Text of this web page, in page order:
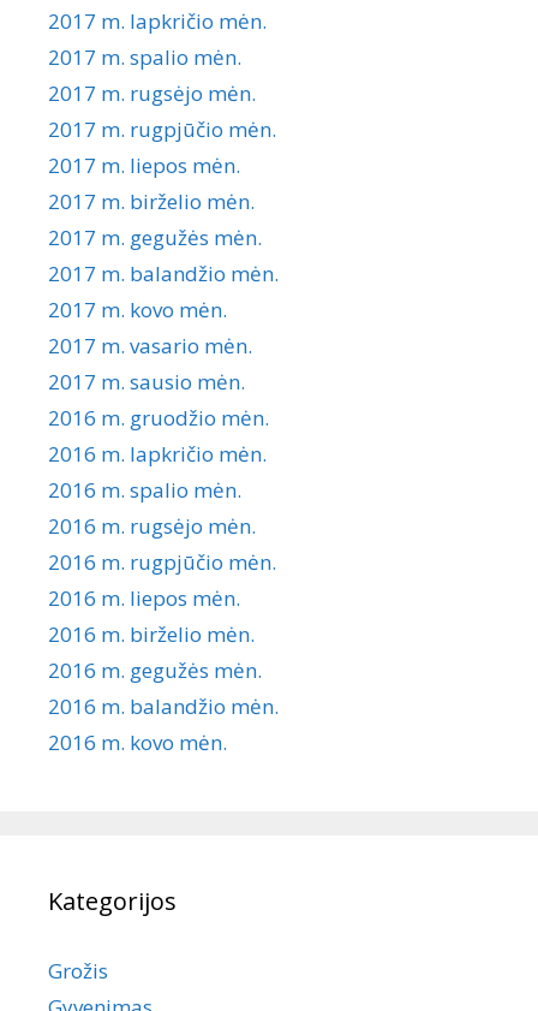
2017 m. lapkričio mėn.
2017 m. spalio mėn.
2017 m. rugsėjo mėn.
2017 m. rugpjūčio mėn.
2017 m. liepos mėn.
2017 m. birželio mėn.
2017 m. gegužės mėn.
2017 m. balandžio mėn.
2017 m. kovo mėn.
2017 m. vasario mėn.
2017 m. sausio mėn.
2016 m. gruodžio mėn.
2016 m. lapkričio mėn.
2016 m. spalio mėn.
2016 m. rugsėjo mėn.
2016 m. rugpjūčio mėn.
2016 m. liepos mėn.
2016 m. birželio mėn.
2016 m. gegužės mėn.
2016 m. balandžio mėn.
2016 m. kovo mėn.
Kategorijos
Grožis